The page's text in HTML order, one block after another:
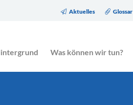
Glossar
Aktuelles
Was können wir tun?